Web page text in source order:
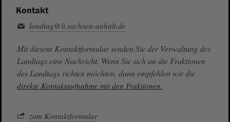
Kontakt
landtag@lt.sachsen-anhalt.de
Mit diesem Kontaktformular senden Sie der Verwaltung des
Landtags eine Nachricht. Wenn Sie sich an die Fraktionen
des Landtags richten möchten, dann empfehlen wir die
direkte Kontaktaufnahme mit den Fraktionen.
zum Kontaktformular